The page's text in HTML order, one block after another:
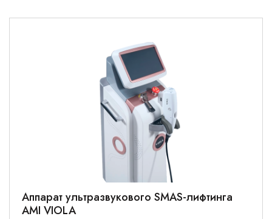
Аппарат ультразвукового SMAS-лифтинга
AMI VIOLA